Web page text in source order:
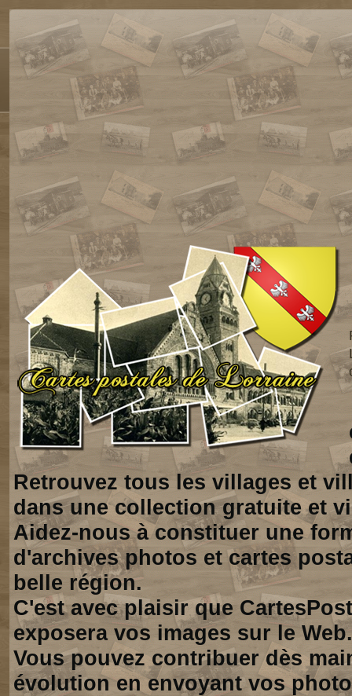
Retrouvez tous les villages et
dans une collection gratuite et
Aidez-nous à constituer une
d'archives photos et cartes
belle région.
C'est avec plaisir que
exposera vos images sur le Web.
Vous pouvez contribuer dès
évolution en envoyant vos